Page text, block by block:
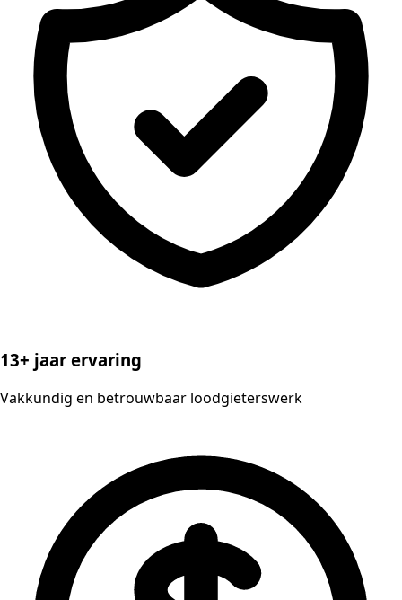
13+ jaar ervaring
Vakkundig en betrouwbaar loodgieterswerk